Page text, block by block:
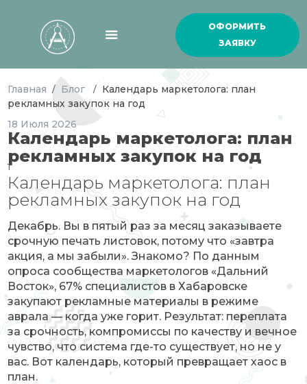
ОФОРМИТЬ
ЗАЯВКУ
Главная / Блог / Календарь маркетолога: план
рекламных закупок на год
18 Июля 2026
Календарь маркетолога: план
рекламных закупок на год
1
Календарь маркетолога: план
рекламных закупок на год
Декабрь. Вы в пятый раз за месяц заказываете
срочную печать листовок, потому что «завтра
акция, а мы забыли». Знакомо? По данным
опроса сообщества маркетологов «Дальний
Восток», 67% специалистов в Хабаровске
закупают рекламные материалы в режиме
аврала — когда уже горит. Результат: переплата
за срочность, компромиссы по качеству и вечное
чувство, что система где-то существует, но не у
вас. Вот календарь, который превращает хаос в
план.